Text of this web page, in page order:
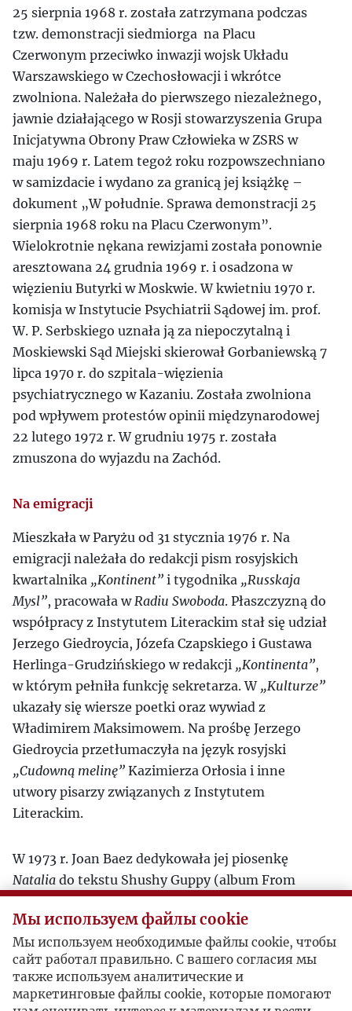
25 sierpnia 1968 r. została zatrzymana podczas
tzw. demonstracji siedmiorga na Placu
Czerwonym przeciwko inwazji wojsk Układu
Warszawskiego w Czechosłowacji i wkrótce
zwolniona. Należała do pierwszego niezależnego,
jawnie działającego w Rosji stowarzyszenia Grupa
Inicjatywna Obrony Praw Człowieka w ZSRS w
maju 1969 r. Latem tegoż roku rozpowszechniano
w samizdacie i wydano za granicą jej książkę –
dokument „W południe. Sprawa demonstracji 25
sierpnia 1968 roku na Placu Czerwonym”.
Wielokrotnie nękana rewizjami została ponownie
aresztowana 24 grudnia 1969 r. i osadzona w
więzieniu Butyrki w Moskwie. W kwietniu 1970 r.
komisja w Instytucie Psychiatrii Sądowej im. prof.
W. P. Serbskiego uznała ją za niepoczytalną i
Moskiewski Sąd Miejski skierował Gorbaniewską 7
lipca 1970 r. do szpitala-więzienia
psychiatrycznego w Kazaniu. Została zwolniona
pod wpływem protestów opinii międzynarodowej
22 lutego 1972 r. W grudniu 1975 r. została
zmuszona do wyjazdu na Zachód.
Na emigracji
Mieszkała w Paryżu od 31 stycznia 1976 r. Na
emigracji należała do redakcji pism rosyjskich
kwartalnika „Kontinent” i tygodnika „Russkaja
Mysl”, pracowała wRadiu Swoboda. Płaszczyzną do
współpracy z Instytutem Literackim stał się udział
Jerzego Giedroycia, Józefa Czapskiego i Gustawa
Herlinga-Grudzińskiego w redakcji „Kontinenta”,
w którym pełniła funkcję sekretarza. W „Kulturze”
ukazały się wiersze poetki oraz wywiad z
Władimirem Maksimowem. Na prośbę Jerzego
Giedroycia przetłumaczyła na język rosyjski
„Cudowną melinę” Kazimierza Orłosia i inne
utwory pisarzy związanych z Instytutem
Literackim.
W 1973 r. Joan Baez dedykowała jej piosenkę
Natalia do tekstu Shushy Guppy (album From
Every Stage, 1976). W 1990 r. „Kultura” przyznała
jejNagrodę im. K.A. Jeleńskiego dla tłumaczy
przekłady literatury polskiej nagrodzona przez
Polski PEN Club (1992). Do 8. edycji (2013) była
przewodniczącą jury Nagrody Literackiej Europy
Środkowej „Angelus”. W 2005 r. została laureatką
Мы используем файлы cookie
Мы используем необходимые файлы cookie, чтобы
сайт работал правильно. С вашего согласия мы
также используем аналитические и
маркетинговые файлы cookie, которые помогают